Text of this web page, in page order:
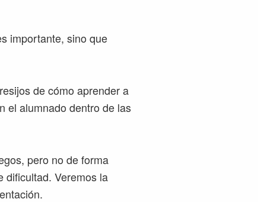
importante, sino que
de cómo aprender a
el alumnado dentro de las
pero no de forma
dificultad. Veremos la